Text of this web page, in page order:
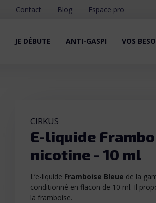
Contact Blog Espace pro
JE DÉBUTE ANTI-GASPI VOS
CIRKUS
E-liquide
nicotine - 10 ml
L’e-liquide Framboise Bleue de la
conditionné en flacon de 10 ml. Il
la framboise.